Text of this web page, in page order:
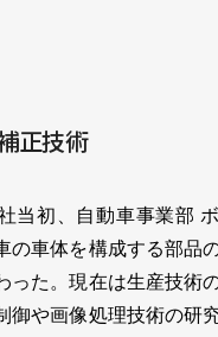
正技術
当初、自動車事業部
の車体を構成する部品
った。現在は生産技術
御や画像処理技術の研